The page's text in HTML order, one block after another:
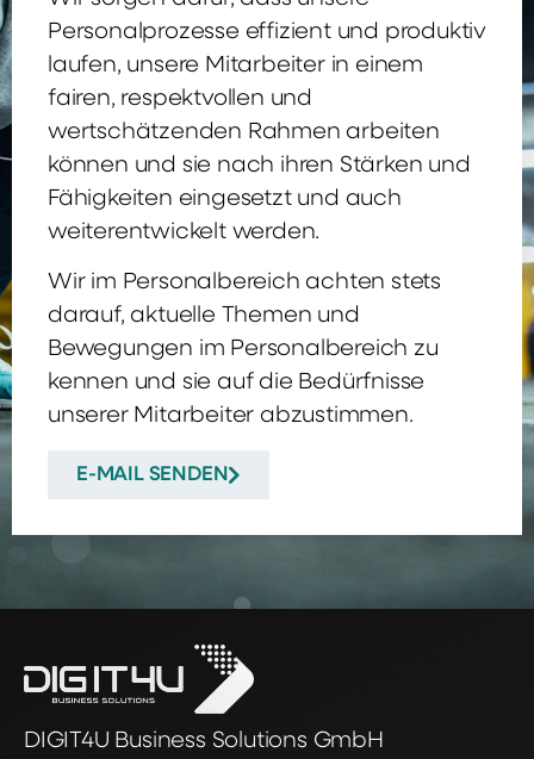
Personalprozesse effizient und produktiv
laufen, unsere Mitarbeiter in einem
fairen, respektvollen und
wertschätzenden Rahmen arbeiten
können und sie nach ihren Stärken und
Fähigkeiten eingesetzt und auch
weiterentwickelt werden.
Wir im Personalbereich achten stets
darauf, aktuelle Themen und
Bewegungen im Personalbereich zu
kennen und sie auf die Bedürfnisse
unserer Mitarbeiter abzustimmen.
E-MAIL SENDEN
DIGIT4U Business Solutions GmbH